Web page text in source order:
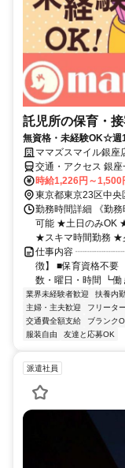
託児所の保育・
無資格・未経験OK☆週
ママズスマイル銀座
交通・アクセス 銀
時給1,226円～1,500
東京都東京23区中央
勤務時間詳細 《勤
可能 ★土日のみOK
★スキマ時間勤務 ★
仕事内容
徴】 ■保育資格不要
数・曜日・時間 ┗働
業界未経験者歓迎 扶養内
主婦・主夫歓迎
フリータ
交通費全額支給
ブランク
服装自由
友達と応募OK
派遣社員